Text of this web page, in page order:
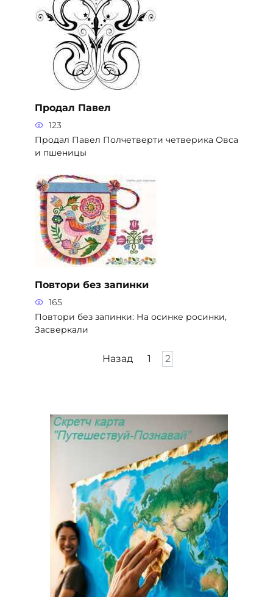
Продал Павел
123
Продал Павел Полчетверти четверика Овса
и пшеницы
Повтори без запинки
165
Повтори без запинки: На осинке росинки,
Засверкали
Назад 1 2